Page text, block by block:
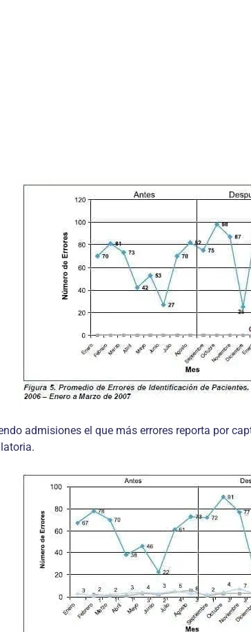
admisiones el que más errores reporta por